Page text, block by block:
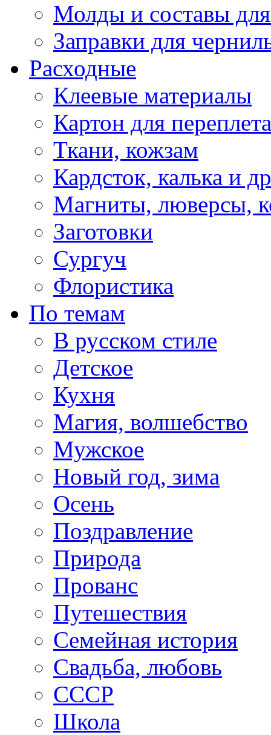
Молды и составы
Заправки для
Расходные
Клеевые материалы
Картон для переплета
Ткани, кожзам
Кардсток, калька и
Магниты, люверсы,
Заготовки
Сургуч
Флористика
По темам
В русском стиле
Детское
Кухня
Магия, волшебство
Мужское
Новый год, зима
Осень
Поздравление
Природа
Прованс
Путешествия
Семейная история
Свадьба, любовь
СССР
Школа